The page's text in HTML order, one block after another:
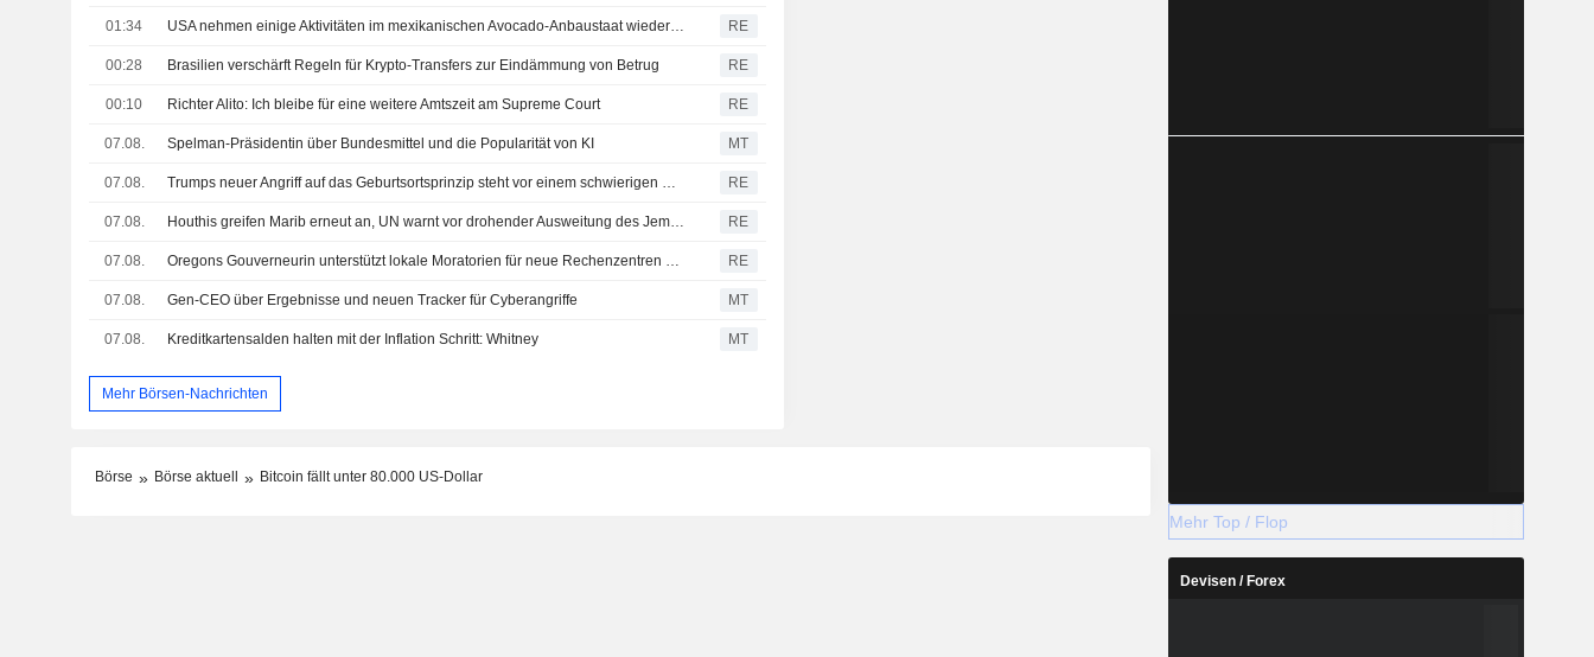
01:34 USA nehmen einige Aktivitäten im mexikanischen Avocado-Anbaustaat wieder auf RE
00:28 Brasilien verschärft Regeln für Krypto-Transfers zur Eindämmung von Betrug RE
00:10 Richter Alito: Ich bleibe für eine weitere Amtszeit am Supreme Court RE
07.08. Spelman-Präsidentin über Bundesmittel und die Popularität von KI MT
07.08. Trumps neuer Angriff auf das Geburtsortsprinzip steht vor einem schwierigen Rechtsstreit RE
07.08. Houthis greifen Marib erneut an, UN warnt vor drohender Ausweitung des Jemen-Konflikts RE
07.08. Oregons Gouverneurin unterstützt lokale Moratorien für neue Rechenzentren bis zum Abschluss der Politikprüfung RE
07.08. Gen-CEO über Ergebnisse und neuen Tracker für Cyberangriffe MT
07.08. Kreditkartensalden halten mit der Inflation Schritt: Whitney MT
Mehr Börsen-Nachrichten
Börse Börse aktuell Bitcoin fällt unter 80.000 US-Dollar
Mehr Top / Flop
Devisen / Forex